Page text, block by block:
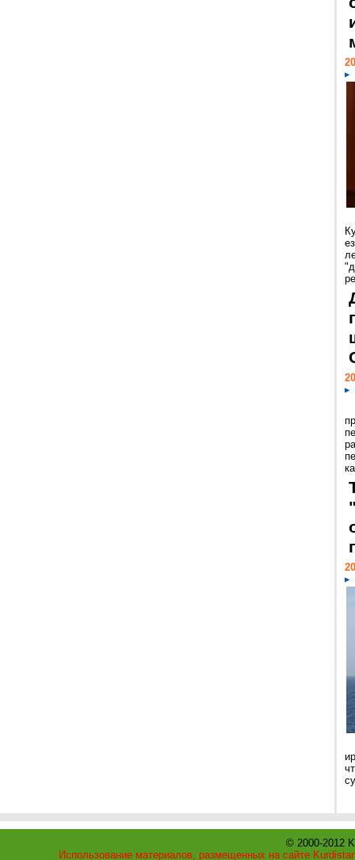
© 2000-2012
Использование материалов, размещенных на сайте